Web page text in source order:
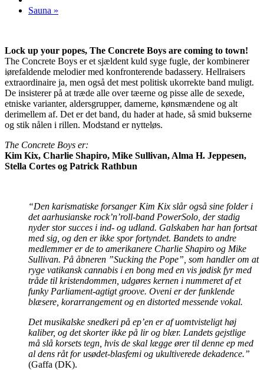
Sauna »
Lock up your popes, The Concrete Boys are coming to town!
The Concrete Boys er et sjældent kuld syge fugle, der kombinerer
iørefaldende melodier med konfronterende badassery. Hellraisers
extraordinaire ja, men også det mest politisk ukorrekte band muligt.
De insisterer på at træde alle over tæerne og pisse alle de sexede,
etniske varianter, aldersgrupper, damerne, kønsmændene og alt
derimellem af. Det er det band, du hader at hade, så smid bukserne
og stik nålen i rillen. Modstand er nytteløs.
The Concrete Boys er:
Kim Kix, Charlie Shapiro, Mike Sullivan, Alma H. Jeppesen,
Stella Cortes og Patrick Rathbun
“Den karismatiske forsanger Kim Kix slår også sine folder i
det aarhusianske rock’n’roll-band PowerSolo, der stadig
nyder stor succes i ind- og udland. Galskaben har han fortsat
med sig, og den er ikke spor fortyndet. Bandets to andre
medlemmer er de to amerikanere Charlie Shapiro og Mike
Sullivan. På åbneren ”Sucking the Pope”, som handler om at
ryge vatikansk cannabis i en bong med en vis jødisk fyr med
tråde til kristendommen, udgøres kernen i nummeret af et
funky Parliament-agtigt groove. Oveni er der funklende
blæsere, korarrangement og en distorted messende vokal.
Det musikalske snedkeri på ep’en er af uomtvisteligt høj
kaliber, og det skorter ikke på lir og blær. Landets gejstlige
må slå korsets tegn, hvis de skal lægge ører til denne ep med
al dens råt for usødet-blasfemi og ukultiverede dekadence.”
(Gaffa (DK).